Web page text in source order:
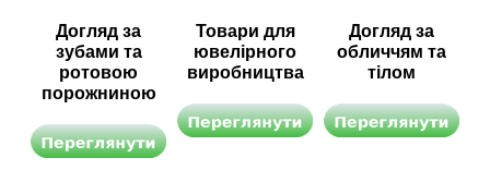
Догляд за
зубами та
ротовою
порожниною
Товари для
ювелірного
виробництва
Догляд за
обличчям та
тілом